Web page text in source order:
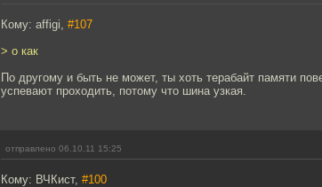
Кому: affigi, #107
> о как
По другому и быть не может, ты хоть терабайт памяти
успевают проходить, потому что шина узкая.
отправлено 06.10.11 15:25
Кому: ВЧКист, #100